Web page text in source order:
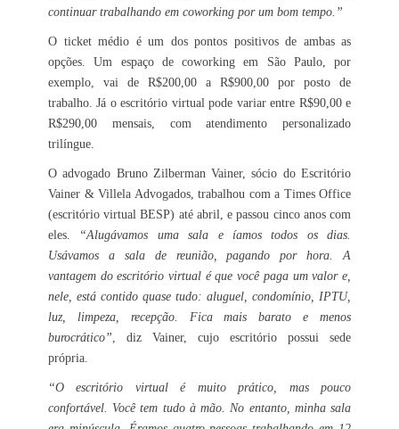
continuar trabalhando em coworking por um bom tempo.”
O ticket médio é um dos pontos positivos de ambas as
opções. Um espaço de coworking em São Paulo, por
exemplo, vai de R$200,00 a R$900,00 por posto de
trabalho. Já o escritório virtual pode variar entre R$90,00 e
R$290,00 mensais, com atendimento personalizado
trilíngue.
O advogado Bruno Zilberman Vainer, sócio do Escritório
Vainer & Villela Advogados, trabalhou com a Times Office
(escritório virtual BESP) até abril, e passou cinco anos com
eles.
“Alugávamos uma sala e íamos todos os dias.
Usávamos a sala de reunião, pagando por hora. A
vantagem do escritório virtual é que você paga um valor e,
nele, está contido quase tudo: aluguel, condomínio, IPTU,
luz, limpeza, recepção. Fica mais barato e menos
burocrático”, diz Vainer, cujo escritório possui sede
própria.
“O escritório virtual é muito prático, mas pouco
confortável. Você tem tudo à mão. No entanto, minha sala